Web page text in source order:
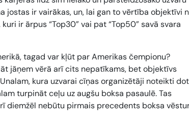
jostas ir vairākas, un, lai gan to vērtība objektīvi
ir ārpus “Top30” vai pat “Top50” savā svara
tagad var kļūt par Amerikas čempionu?
jāņem vērā arī cits nepatīkams, bet objektīvs
kura uzvarai cīņas organizētāji noteikti
turpināt ceļu uz augšu boksa pasaulē. Tas
diemžēl nebūtu pirmais precedents boksa